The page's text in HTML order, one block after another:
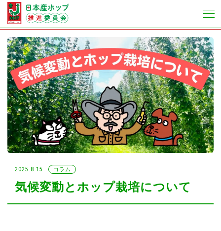
2025.8.15 コラム
気候変動とホップ栽培について